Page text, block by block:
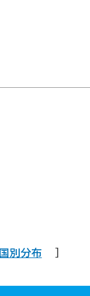
国別分布